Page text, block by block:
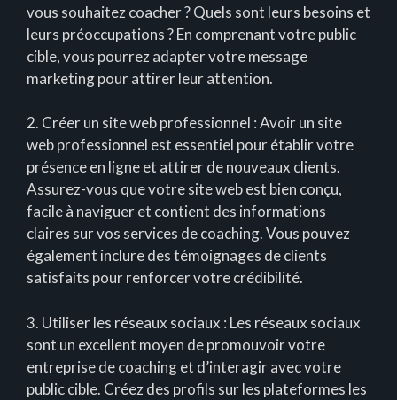
vous souhaitez coacher ? Quels sont leurs besoins et
leurs préoccupations ? En comprenant votre public
cible, vous pourrez adapter votre message
marketing pour attirer leur attention.
2. Créer un site web professionnel : Avoir un site
web professionnel est essentiel pour établir votre
présence en ligne et attirer de nouveaux clients.
Assurez-vous que votre site web est bien conçu,
facile à naviguer et contient des informations
claires sur vos services de coaching. Vous pouvez
également inclure des témoignages de clients
satisfaits pour renforcer votre crédibilité.
3. Utiliser les réseaux sociaux : Les réseaux sociaux
sont un excellent moyen de promouvoir votre
entreprise de coaching et d’interagir avec votre
public cible. Créez des profils sur les plateformes les